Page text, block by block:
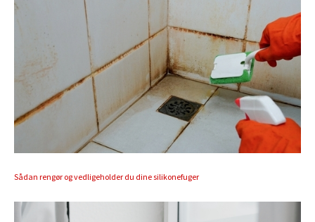
Sådan rengør og vedligeholder du dine silikonefuger